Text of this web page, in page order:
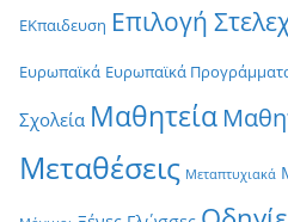
ΕΚπαιδευση Επιλογή
Ευρωπαϊκά Ευρωπαϊκά
Σχολεία Μαθητεία
Μεταθέσεις Μεταπτυχιακά